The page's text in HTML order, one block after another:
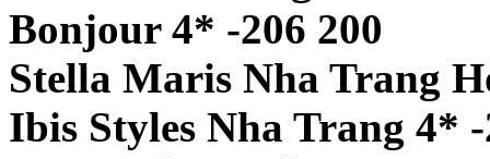
Bonjour 4* -206 200
Stella Maris Nha Trang
Ibis Styles Nha Trang 4*